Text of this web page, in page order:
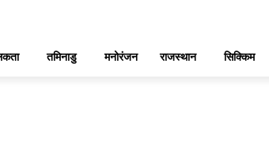
तमिनाडु मनोरंजन राजस्थान सिक्किम